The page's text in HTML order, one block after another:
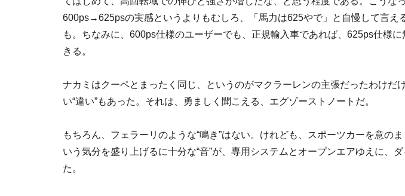
600ps→625psの実感というよりもむしろ、「馬力は625やで」と自慢して言え
も。ちなみに、600ps仕様のユーザーでも、正規輸入車であれば、625ps仕様
きる。
ナカミはクーペとまったく同じ、というのがマクラーレンの主張だったわけだ
い“違い”もあった。それは、勇ましく聞こえる、エグゾーストノートだ。
もちろん、フェラーリのような“鳴き”はない。けれども、スポーツカーを意の
いう気分を盛り上げるに十分な“音”が、専用システムとオープンエアゆえに、
た。